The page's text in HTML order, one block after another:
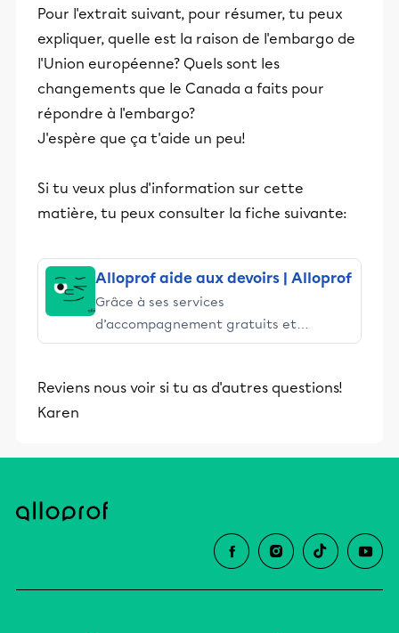
Pour l'extrait suivant, pour résumer, tu peux
expliquer, quelle est la raison de l'embargo de
l'Union européenne? Quels sont les
changements que le Canada a faits pour
répondre à l'embargo?
J'espère que ça t'aide un peu!
Si tu veux plus d'information sur cette
matière, tu peux consulter la fiche suivante:
Alloprof aide aux devoirs | Alloprof
Grâce à ses services
d’accompagnement gratuits et
stimulants, Alloprof engage les élèves
éducative.
Reviens nous voir si tu as d'autres questions!
Karen